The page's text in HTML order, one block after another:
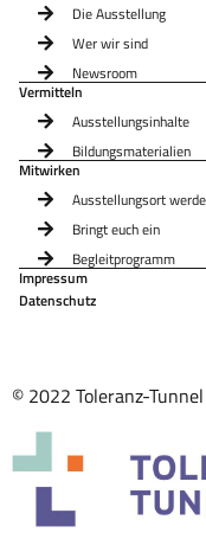
Die Ausstellung
Wer wir sind
Newsroom
Vermitteln
Ausstellungsinhalte
Bildungsmaterialien
Mitwirken
Ausstellungsort
Bringt euch ein
Begleitprogramm
Impressum
Datenschutz
© 2022 Toleranz-Tunnel